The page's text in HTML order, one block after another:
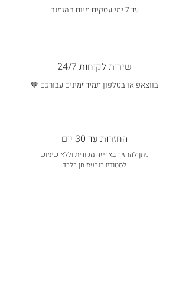
עד 7 ימי עסקים מיום ההזמנה
שירות לקוחות 24/7
בווצאפ או בטלפון תמיד זמינים עבורכם 🤎
החזרות עד 30 יום
ניתן להחזיר באריזה מקורית וללא שימוש
לסטודיו בגבעת חן בלבד